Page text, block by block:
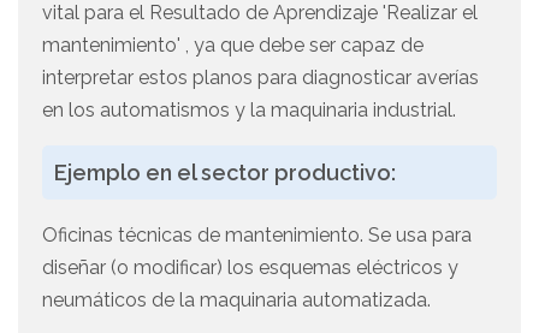
vital para el Resultado de Aprendizaje 'Realizar el
mantenimiento' , ya que debe ser capaz de
interpretar estos planos para diagnosticar averías
en los automatismos y la maquinaria industrial.
Ejemplo en el sector productivo:
Oficinas técnicas de mantenimiento. Se usa para
diseñar (o modificar) los esquemas eléctricos y
neumáticos de la maquinaria automatizada.